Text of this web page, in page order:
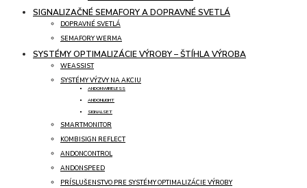
SIGNALIZAČNÉ SEMAFORY A DOPRAVNÉ SVETLÁ
DOPRAVNÉ SVETLÁ
SEMAFORY WERMA
SYSTÉMY OPTIMALIZÁCIE VÝROBY – ŠTÍHLA VÝROBA
WEASSIST
SYSTÉMY VÝZVY NA AKCIU
ANDONWIRELESS
ANDONLIGHT
SIGNALSET
SMARTMONITOR
KOMBISIGN REFLECT
ANDONCONTROL
ANDONSPEED
PRÍSLUŠENSTVO PRE SYSTÉMY OPTIMALIZÁCIE VÝROBY